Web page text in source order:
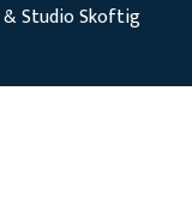
&Studio Skoftig